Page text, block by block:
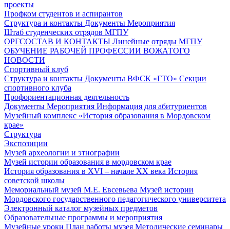
проекты
Профком студентов и аспирантов
Структура и контакты Документы Мероприятия
Штаб студенческих отрядов МГПУ
ОРГСОСТАВ И КОНТАКТЫ Линейные отряды МГПУ
ОБУЧЕНИЕ РАБОЧЕЙ ПРОФЕССИИ ВОЖАТОГО
НОВОСТИ
Спортивный клуб
Структура и контакты Документы ВФСК «ГТО» Секции
спортивного клуба
Профориентационная деятельность
Документы Мероприятия Информация для абитуриентов
Музейный комплекс «История образования в Мордовском
крае»
Структура
Экспозиции
Музей археологии и этнографии
Музей истории образования в мордовском крае
История образования в XVI – начале XX века История
советской школы
Мемориальный музей М.Е. Евсевьева Музей истории
Мордовского государственного педагогического университета
Электронный каталог музейных предметов
Образовательные программы и мероприятия
Музейные уроки План работы музея Методические семинары